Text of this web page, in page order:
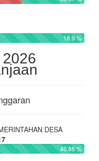
18.9 %
DESA
40.86 %